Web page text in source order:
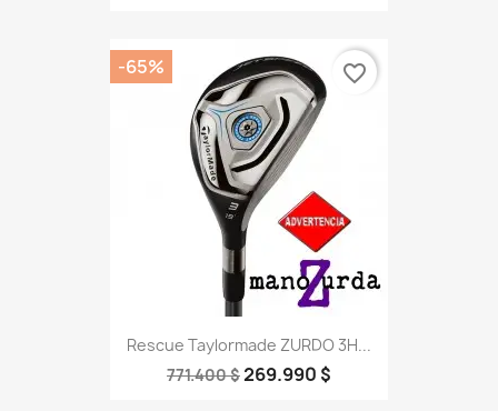
Rescue Taylormade ZURDO 3H...
771.400 $269.990 $
-65% favorite_border